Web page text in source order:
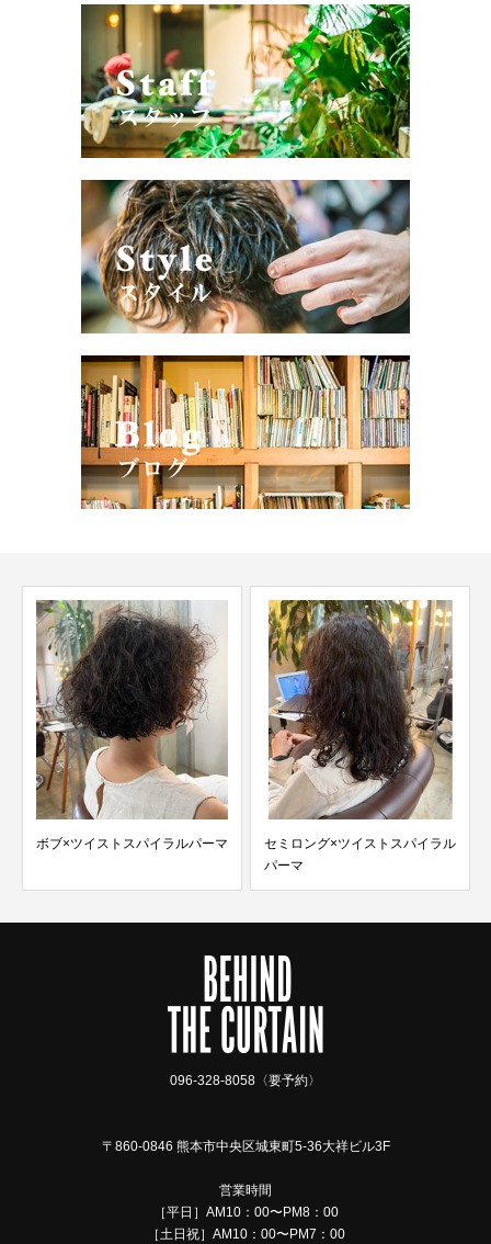
×ツイストスパイラルパーマ
セミロング×ツイストスパイラル
くせ毛
レイヤ
096-328-8058〈要予約〉
〒860-0846 熊本市中央区城東町5-36大祥ビル3F
営業時間
［平日］AM10：00〜PM8：00
［土日祝］AM10：00〜PM7：00